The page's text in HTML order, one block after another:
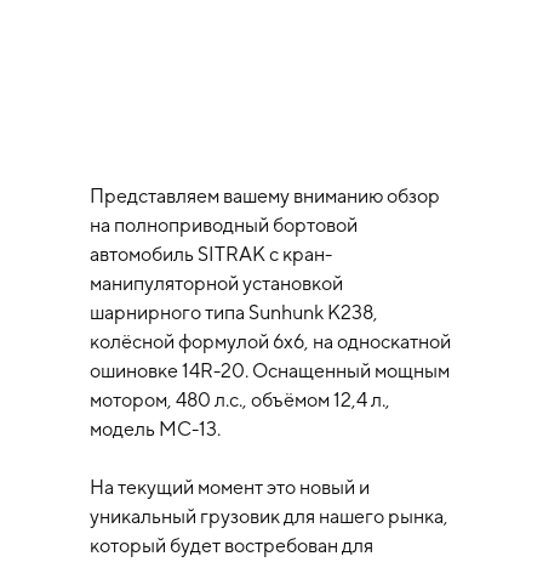
Представляем вашему вниманию обзор
на полноприводный бортовой
автомобиль SITRAK с кран-
манипуляторной установкой
шарнирного типа Sunhunk К238,
колёсной формулой 6х6, на односкатной
ошиновке 14R-20. Оснащенный мощным
мотором, 480 л.с., объёмом 12,4 л.,
модель МС-13.
На текущий момент это новый и
уникальный грузовик для нашего рынка,
который будет востребован для